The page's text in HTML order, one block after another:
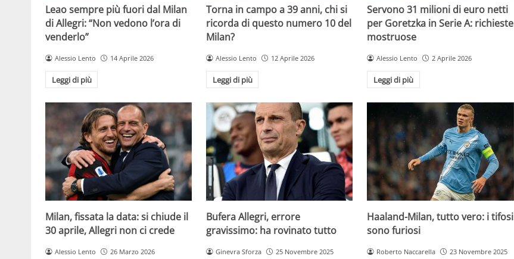
Leao sempre più fuori dal Milan
di Allegri: “Non vedono l’ora di
venderlo”
Alessio Lento 14 Aprile 2026
Leggi di più
Torna in campo a 39 anni, chi si
ricorda di questo numero 10 del
Milan?
Alessio Lento 12 Aprile 2026
Leggi di più
Servono 31 milioni di euro netti
per Goretzka in Serie A: richieste
mostruose
Alessio Lento 2 Aprile 2026
Leggi di più
Milan, fissata la data: si chiude il
30 aprile, Allegri non ci crede
Alessio Lento 26 Marzo 2026
Bufera Allegri, errore
gravissimo: ha rovinato tutto
Ginevra Sforza 25 Novembre 2025
Haaland-Milan, tutto vero: i tifosi
sono furiosi
Roberto Naccarella 23 Novembre 2025